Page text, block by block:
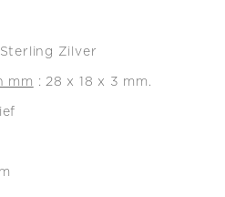
Zilver
mm : 28 x 18 x 3 mm.